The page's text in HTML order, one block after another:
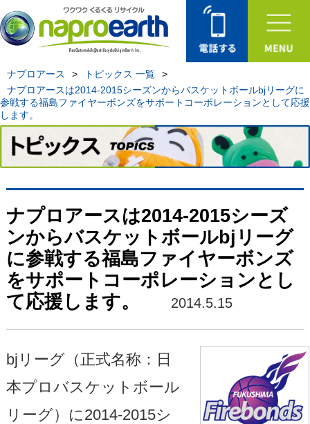
ナプロアース > トピックス 一覧
>
ナプロアースは2014-2015シーズンからバスケットボールbjリーグに
参戦する福島ファイヤーボンズをサポートコーポレーションとして応援
します。
ナプロアースは2014-2015シーズ
ンからバスケットボールbjリーグ
に参戦する福島ファイヤーボンズ
をサポートコーポレーションとし
て応援します。
2014.5.15
bjリーグ（正式名称：日
本プロバスケットボール
リーグ）に2014-2015シ